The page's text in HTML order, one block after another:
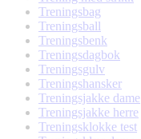
Treningsbag
Treningsball
Treningsbenk
Treningsdagbok
Treningsgulv
Treningshansker
Treningsjakke dame
Treningsjakke herre
Treningsklokke test